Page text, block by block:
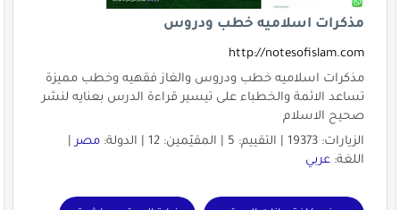
مذكرات اسلاميه خطب ودروس
http://notesofislam.com
مذكرات اسلاميه خطب ودروس والغاز فقهيه وخطب مميزة
تساعد الائمة والخطباء على تيسير قراءة الدرس بعنايه لنشر
صحيح الاسلام
الزيارات: 19373 | التقييم: 5 | المقيّمين: 12 | الدولة:
مصر|
اللغة: عربي